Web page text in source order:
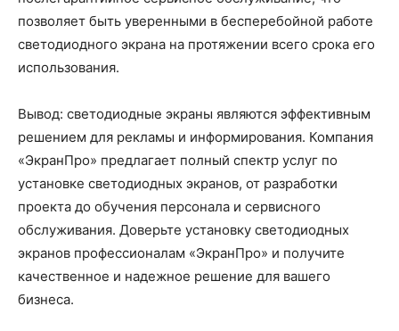
позволяет быть уверенными в бесперебойной работе
светодиодного экрана на протяжении всего срока его
использования.
Вывод: светодиодные экраны являются эффективным
решением для рекламы и информирования. Компания
«ЭкранПро» предлагает полный спектр услуг по
установке светодиодных экранов, от разработки
проекта до обучения персонала и сервисного
обслуживания. Доверьте установку светодиодных
экранов профессионалам «ЭкранПро» и получите
качественное и надежное решение для вашего
бизнеса.